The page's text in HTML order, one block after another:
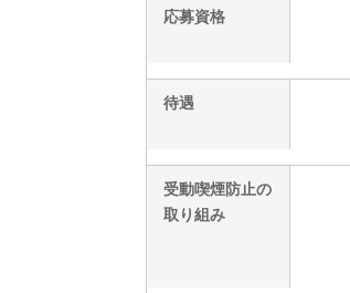
応募資格
待遇
受動喫煙防止の
取り組み